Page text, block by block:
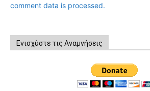
comment data is processed.
Ενισχύστε τις Αναμνήσεις